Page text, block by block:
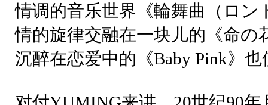
情调的音乐世界《輪舞曲（ロン
情的旋律交融在一块儿的《命の
沉醉在恋爱中的《Baby Pink》